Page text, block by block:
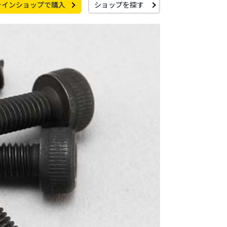
ンショップで購入 ショップを探す